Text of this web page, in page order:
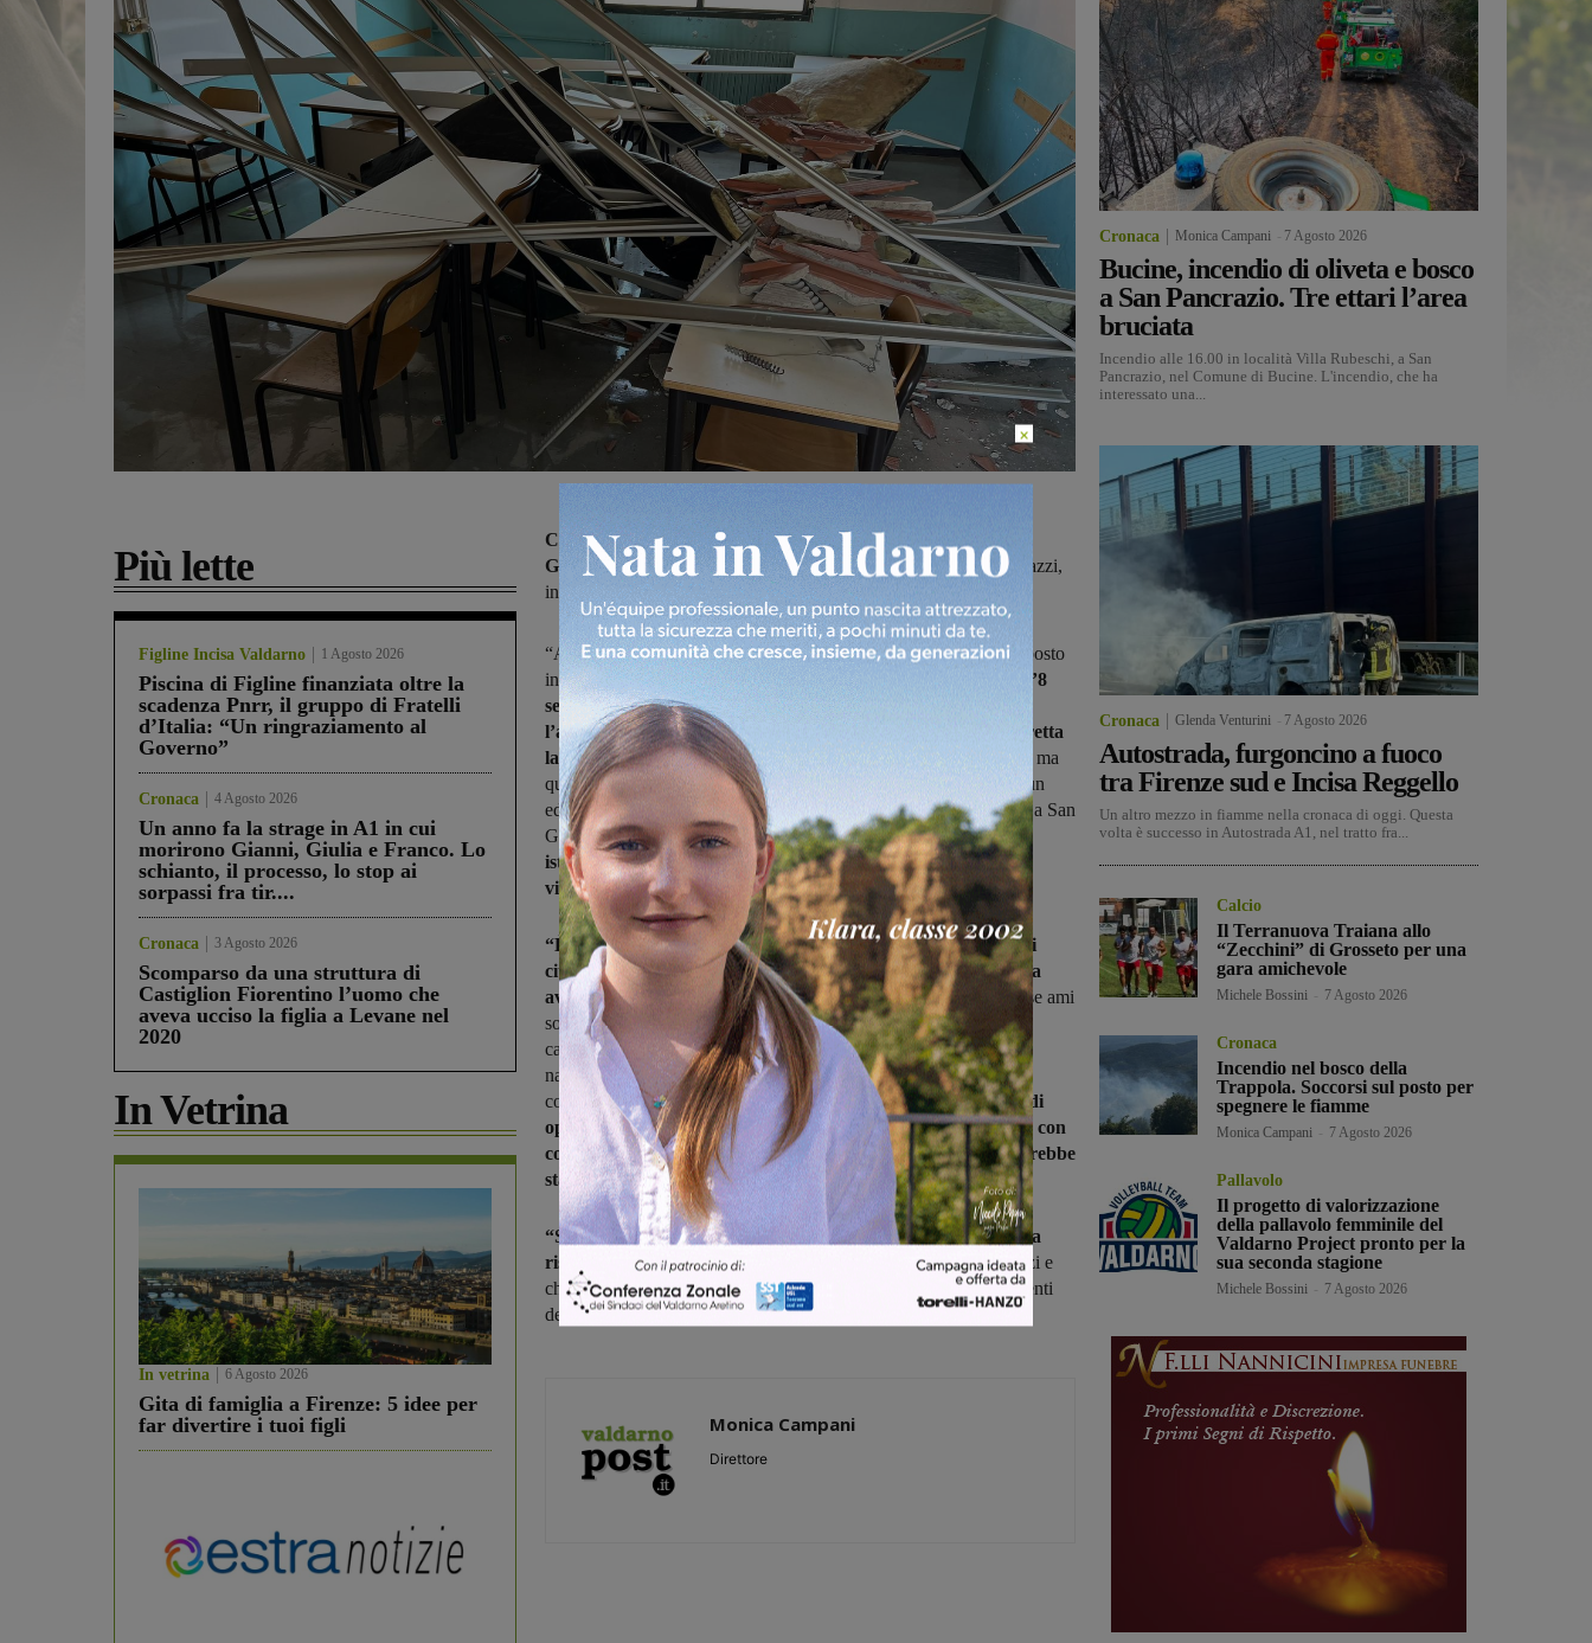
Più lette
Figline Incisa Valdarno 1 Agosto 2026
Piscina di Figline finanziata oltre la
scadenza Pnrr, il gruppo di Fratelli
d’Italia: “Un ringraziamento al
Governo”
Cronaca 4 Agosto 2026
Un anno fa la strage in A1 in cui
morirono Gianni, Giulia e Franco. Lo
schianto, il processo, lo stop ai
sorpassi fra tir....
Cronaca 3 Agosto 2026
Scomparso da una struttura di
Castiglion Fiorentino l’uomo che
aveva ucciso la figlia a Levane nel
2020
In Vetrina
In vetrina 6 Agosto 2026
Gita di famiglia a Firenze: 5 idee per
far divertire i tuoi figli
Crollo del solaio e del controsoffitto all’IP Marconi di San
Giovanni:il capogruppo del Movimento 5 Stelle, Tommaso Pierazzi,
interviene dopo la discussione in Consiglio comunale.
“Alle domande poste dalla nostra interrogazione il sindaco ha risposto
informandoci cheera a conoscenza del crollo del solaio fin dall’8
settembre scorso ma ha preferito tacere perché riteneva
l’accaduto ‘questioni che non riguardano per competenza diretta
la Giunta comunale’.Come movimento 5 stelle ci domandiamo: ma
quando crolla un solaio e un contro soffitto in un’aula ubicata in un
edificio di proprietà comunale, dove studiano ragazzi che abitano a San
Giovanni valdarno,chi se non il sindaco è la persona preposta
istituzionalmente ad incontrare e rassicurare le famiglie che
vivono tra le mura della città?”
“È toccato a noi forze politiche di opposizione rappresentare i
cittadini in consiglio comunale perché nessuno della Giunta ha
avuto il coraggio di esporsi. Sembra che la Giunta sangiovannese ami
soltanto i selfie, talmente tanto da inventarsi le inaugurazioni dei
cantieri pur di farsi una foto con tanto di fascia tricolore. Per poi
nascondersi laddove l’immagine della Giunta potrebbe essere
compromessa.Se non era per le interrogazioni dei tre gruppi di
opposizione, ma soprattutto per i ragazzi dell’IP Marconi che con
coraggio hanno pubblicizzato l’accaduto, ai sangiovannesi sarebbe
stato tenuto tutto nascosto”
“Siamo meravigliati anche del fatto che la Giunta Vadi non sia
risuscita a proporre una ubicazione alternativaa questi ragazzi e
che soltanto l’intervento dei comuni limitrofi permetterà agli studenti
dell’IP Marconi di avere una soluzione fino alla fine lavori”.
Monica Campani
Direttore
Cronaca Monica Campani 7 Agosto 2026
Bucine, incendio di oliveta e bosco
a San Pancrazio. Tre ettari l’area
bruciata
Incendio alle 16.00 in località Villa Rubeschi, a San
Pancrazio, nel Comune di Bucine. L'incendio, che ha
interessato una...
Cronaca Glenda Venturini 7 Agosto 2026
Autostrada, furgoncino a fuoco
tra Firenze sud e Incisa Reggello
Un altro mezzo in fiamme nella cronaca di oggi. Questa
volta è successo in Autostrada A1, nel tratto fra...
Calcio
Il Terranuova Traiana allo
“Zecchini” di Grosseto per una
gara amichevole
Michele Bossini 7 Agosto 2026
Cronaca
Incendio nel bosco della
Trappola. Soccorsi sul posto per
spegnere le fiamme
Monica Campani 7 Agosto 2026
Pallavolo
Il progetto di valorizzazione
della pallavolo femminile del
Valdarno Project pronto per la
sua seconda stagione
Michele Bossini 7 Agosto 2026
×